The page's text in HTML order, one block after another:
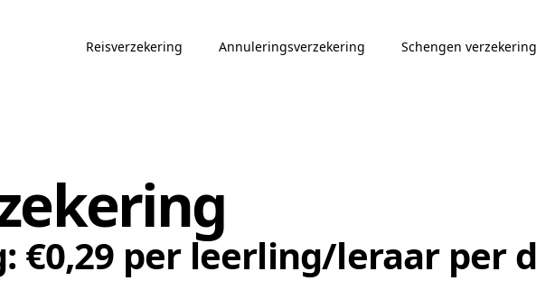
Reisverzekering Annuleringsverzekering Schengen verzekering
€0,29 per leerling/leraar per